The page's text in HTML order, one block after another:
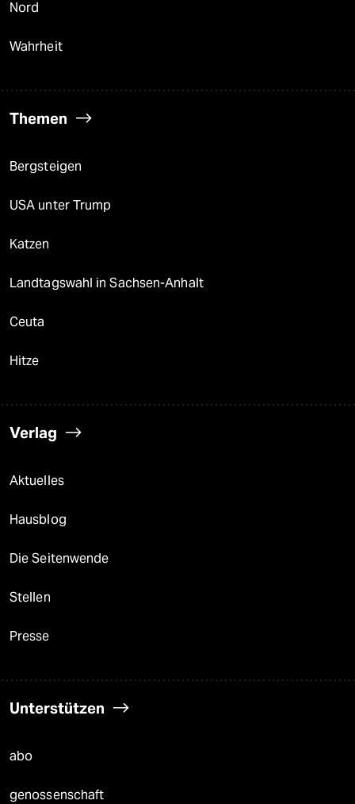
Nord
Wahrheit
Themen
Bergsteigen
USA unter Trump
Katzen
Landtagswahl in Sachsen-Anhalt
Ceuta
Hitze
Verlag
Aktuelles
Hausblog
Die Seitenwende
Stellen
Presse
Unterstützen
abo
genossenschaft